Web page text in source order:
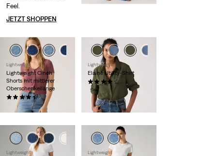
Lightweight
Lightweight Cinch
Shorts mit mittlerer
Oberschenkellänge
(468)
54,95 €
Lightweight
Elaine Utility-Shirt
74,95 €
Lightweight Lightweight
Feel.
JETZT SHOPPEN